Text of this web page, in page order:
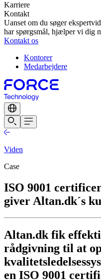
Karriere
Kontakt
Uanset om du søger
har spørgsmål, hjælper vi dig
Kontakt os
Kontorer
Medarbejdere
Viden
Case
ISO 9001
giver Altan.dk´s
Altan.dk fik
rådgivning til at
en ISO 9001